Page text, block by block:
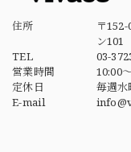
住所
〒
ン101
TEL
03-
営業時間
10:00
定休日
毎週水
E-mail